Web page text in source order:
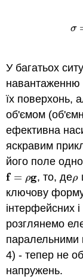
σ
У багатьох
навантаженню
їх поверхонь,
об'ємом
ефективна
яскравим
його поле
f = ρg
f=ρ g , то, деρ
ρ
ключову
інтерфейсних
розглянемо
паралельними
4) - тепер не
напружень.